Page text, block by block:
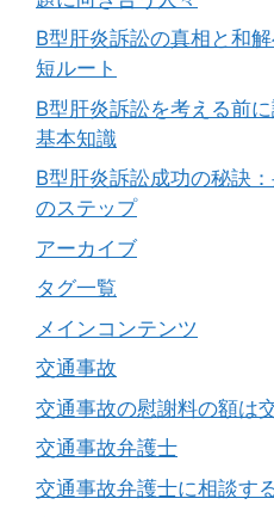
B型肝炎訴訟の真相と和
短ルート
B型肝炎訴訟を考える前
基本知識
B型肝炎訴訟成功の秘訣
のステップ
アーカイブ
タグ一覧
メインコンテンツ
交通事故
交通事故の慰謝料の額は
交通事故弁護士
交通事故弁護士に相談す